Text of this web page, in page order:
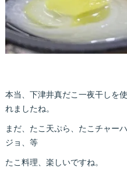
本当、下津井真だこ一夜干しを
れましたね。
まだ、たこ天ぷら、たこチャー
ジョ、等
たこ料理、楽しいですね。